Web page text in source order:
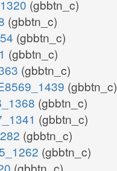
(gbbtn_c)
(gbbtn_c)
(gbbtn_c)
(gbbtn_c)
(gbbtn_c)
(gbbtn_c)
(gbbtn_c)
(gbbtn_c)
(gbbtn_c)
(gbbtn_c)
(gbbtn_c)